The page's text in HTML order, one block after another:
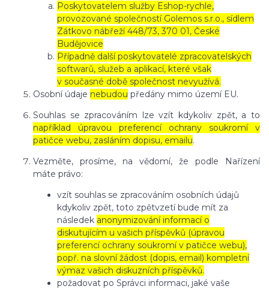
Poskytovatelem služby Eshop-rychle,
provozované společností Golemos s.r.o., sídlem
Zátkovo nábřeží 448/73, 370 01, České
Budějovice
Případně další poskytovatelé zpracovatelských
softwarů, služeb a aplikací, které však
v současné době společnost nevyužívá.
Osobní údaje nebudou předány mimo území EU.
Souhlas se zpracováním lze vzít kdykoliv zpět, a to
například úpravou preferencí ochrany soukromí v
patičce webu, zasláním dopisu, emailu.
Vezměte, prosíme, na vědomí, že podle Nařízení
máte právo:
vzít souhlas se zpracováním osobních údajů
kdykoliv zpět, toto zpětvzetí bude mít za
následek anonymizování informací o
diskutujícím u vašich příspěvků (úpravou
preferencí ochrany soukromí v patičce webu),
popř. na slovní žádost (dopis, email) kompletní
výmaz vašich diskuzních příspěvků.
požadovat po Správci informaci, jaké vaše